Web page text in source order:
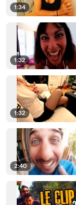
1:34
1:32
1:32
2:40